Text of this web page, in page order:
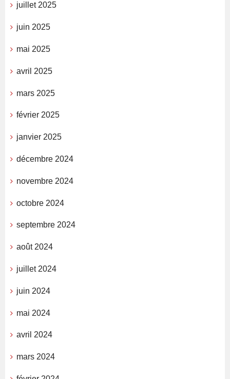
juillet 2025
juin 2025
mai 2025
avril 2025
mars 2025
février 2025
janvier 2025
décembre 2024
novembre 2024
octobre 2024
septembre 2024
août 2024
juillet 2024
juin 2024
mai 2024
avril 2024
mars 2024